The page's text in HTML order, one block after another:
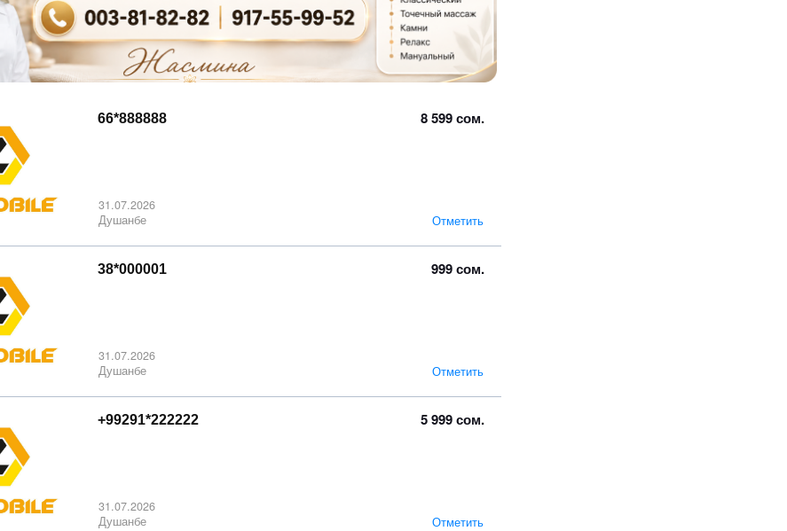
8 599 сом.
66*888888
31.07.2026
Душанбе
Отметить
999 сом.
38*000001
31.07.2026
Душанбе
Отметить
5 999 сом.
+99291*222222
31.07.2026
Душанбе
Отметить